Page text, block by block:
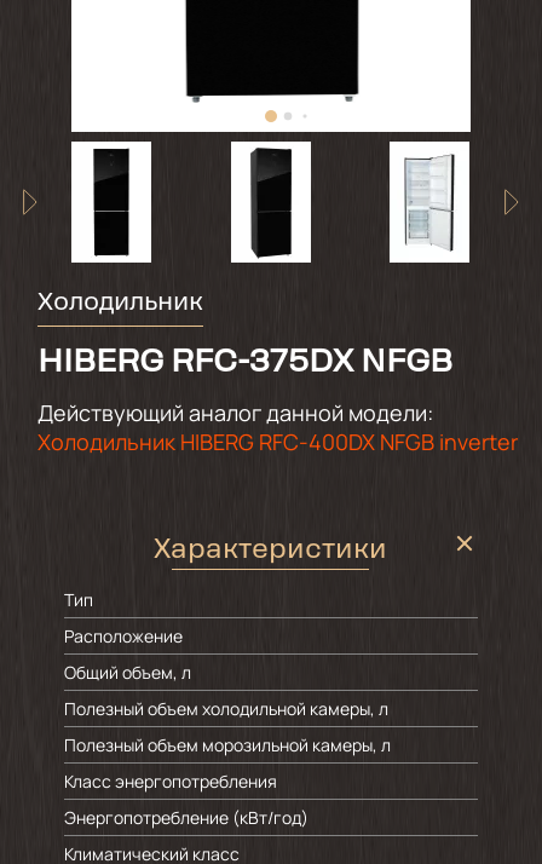
Холодильник
HIBERG RFC-375DX NFGB
Действующий аналог данной модели:
Холодильник HIBERG RFC-400DX NFGB inverter
Характеристики
Тип
Расположение
Общий объем, л
Полезный объем холодильной камеры, л
Полезный объем морозильной камеры, л
Класс энергопотребления
Энергопотребление (кВт/год)
Климатический класс